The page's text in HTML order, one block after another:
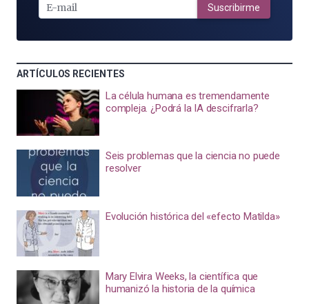
MAIL
Suscribirme
ARTÍCULOS RECIENTES
La célula humana es tremendamente
compleja. ¿Podrá la IA descifrarla?
Seis problemas que la ciencia no puede
resolver
Evolución histórica del «efecto Matilda»
Mary Elvira Weeks, la científica que
humanizó la historia de la química